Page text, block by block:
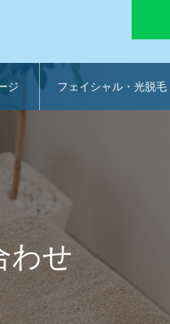
ジ フェイシャル・光脱毛
わせ